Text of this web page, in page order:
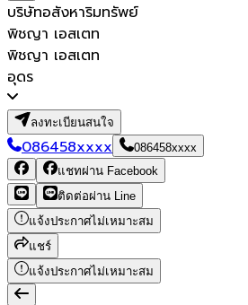
บริษัทอสังหาริมทรัพย์
พิชญา เอสเตท
พิชญา เอสเตท
อุดร
ลงทะเบียนสนใจ
086458xxxx
086458xxxx
แชทผ่าน Facebook
ติดต่อผ่าน Line
แจ้งประกาศไม่เหมาะสม
แชร์
แจ้งประกาศไม่เหมาะสม